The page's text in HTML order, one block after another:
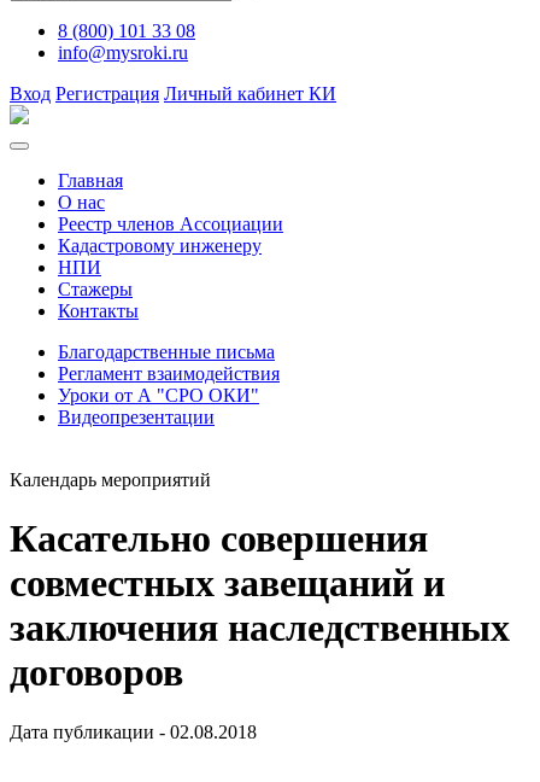
8 (800) 101 33 08
info@mysroki.ru
Вход Регистрация Личный кабинет КИ
Главная
О нас
Реестр членов Ассоциации
Кадастровому инженеру
НПИ
Стажеры
Контакты
Благодарственные письма
Регламент взаимодействия
Уроки от А "СРО ОКИ"
Видеопрезентации
Календарь мероприятий
Касательно совершения
совместных завещаний и
заключения наследственных
договоров
Дата публикации - 02.08.2018